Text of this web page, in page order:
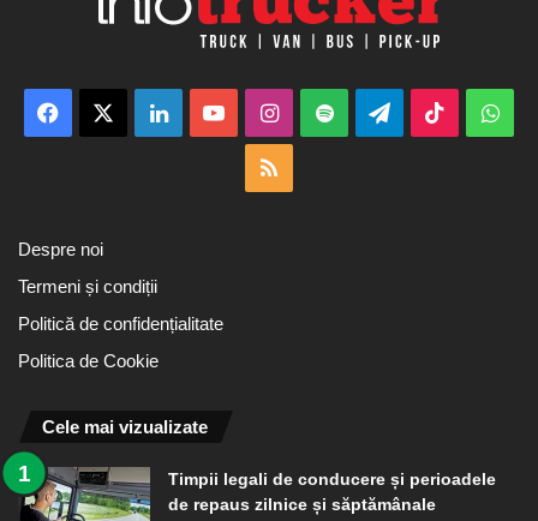
Facebook LinkedInYouTubeInstagram
Spotify TelegramTikTok
Despre noi
Termeni și condiții
Politică de confidențialitate
Politica de Cookie
Cele mai vizualizate
Timpii legali de conducere și perioadele
de repaus zilnice și săptămânale